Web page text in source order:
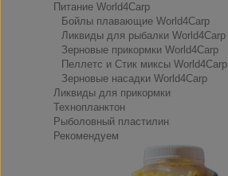
Питание World4Carp
Бойлы плавающие World4Carp
Ликвиды для рыбалки World4Carp
Зерновые прикормки World4Carp
Пеллетс и Стик миксы World4Carp
Зерновые насадки World4Carp
Ликвиды для прикормки
Технопланктон
Рыболовный пластилин
Рекомендуем